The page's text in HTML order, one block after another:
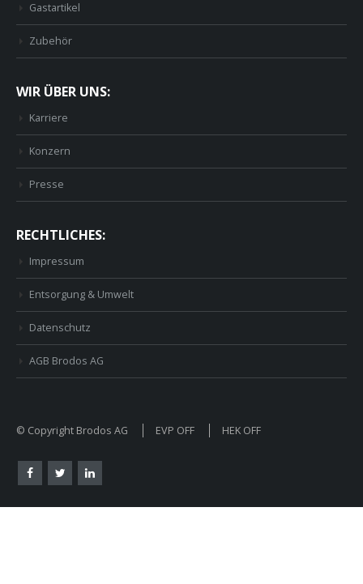
Gastartikel
Zubehör
WIR ÜBER UNS:
Karriere
Konzern
Presse
RECHTLICHES:
Impressum
Entsorgung & Umwelt
Datenschutz
AGB Brodos AG
© Copyright Brodos AG EVP OFF HEK OFF